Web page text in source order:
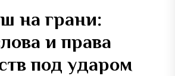
на грани:
и права
под ударом